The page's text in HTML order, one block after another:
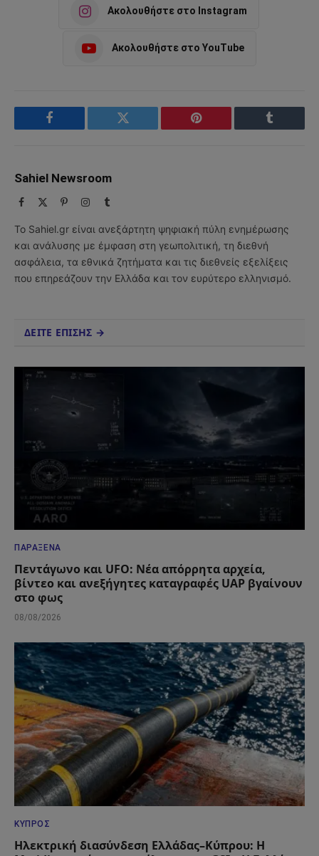
Ακολουθήστε στο Instagram
Ακολουθήστε στο YouTube
Facebook Twitter Pinterest Tumblr
Sahiel Newsroom
Facebook PinterestInstagram
Tumblr
Το Sahiel.gr είναι ανεξάρτητη ψηφιακή πύλη ενημέρωσης
και ανάλυσης με έμφαση στη γεωπολιτική, τη διεθνή
ασφάλεια, τα εθνικά ζητήματα και τις διεθνείς εξελίξεις
που επηρεάζουν την Ελλάδα και τον ευρύτερο ελληνισμό.
ΔΕΙΤΕ ΕΠΙΣΗΣ →
ΠΑΡΆΞΕΝΑ
Πεντάγωνο και UFO: Νέα απόρρητα αρχεία,
βίντεο και ανεξήγητες καταγραφές UAP βγαίνουν
στο φως
08/08/2026
ΚΎΠΡΟΣ
Ηλεκτρική διασύνδεση Ελλάδας–Κύπρου: Η